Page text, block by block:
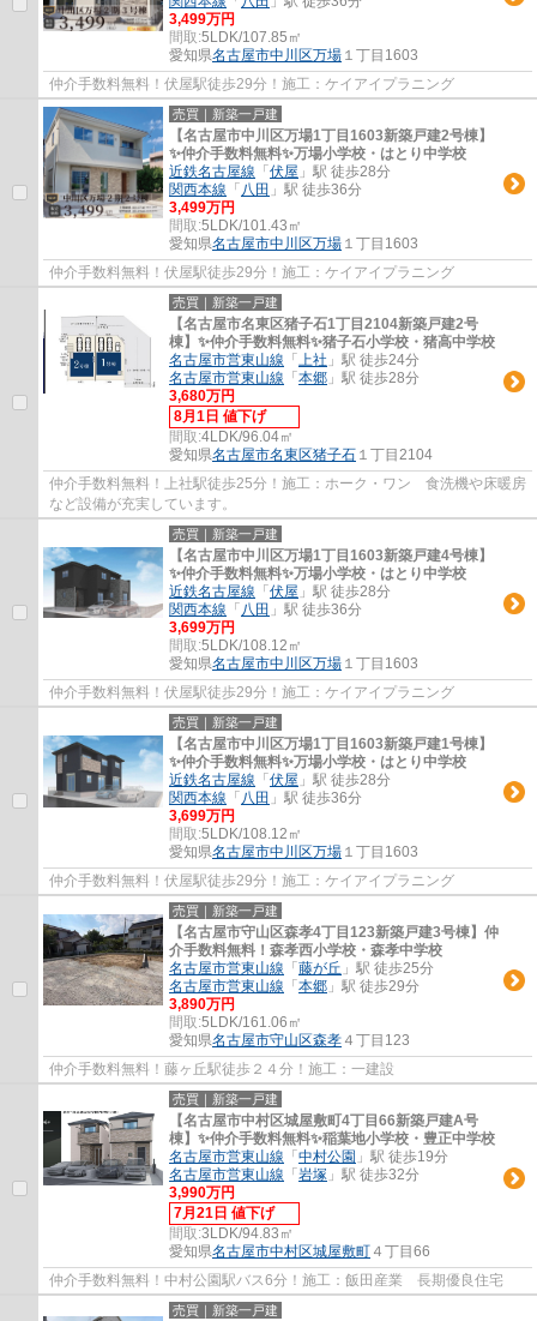
3,499万円
間取:5LDK/107.85㎡
愛知県名古屋市中川区万場 １丁目1603
仲介手数料無料！伏屋駅徒歩29分！施工：ケイアイプラニング
売買｜新築一戸建
【名古屋市中川区万場1丁目1603新築戸建2号棟】
✨️仲介手数料無料✨️万場小学校・はとり中学校
近鉄名古屋線 「 伏屋 」駅 徒歩28分
関西本線 「 八田 」駅 徒歩36分
3,499万円
間取:5LDK/101.43㎡
愛知県名古屋市中川区万場 １丁目1603
仲介手数料無料！伏屋駅徒歩29分！施工：ケイアイプラニング
売買｜新築一戸建
【名古屋市名東区猪子石1丁目2104新築戸建2号
棟】✨️仲介手数料無料✨️猪子石小学校・猪高中学校
名古屋市営東山線 「 上社 」駅 徒歩24分
名古屋市営東山線 「 本郷 」駅 徒歩28分
3,680万円
8月1日 値下げ
間取:4LDK/96.04㎡
愛知県名古屋市名東区猪子石 １丁目2104
仲介手数料無料！上社駅徒歩25分！施工：ホーク・ワン 食洗機や床暖房
など設備が充実しています。
売買｜新築一戸建
【名古屋市中川区万場1丁目1603新築戸建4号棟】
✨️仲介手数料無料✨️万場小学校・はとり中学校
近鉄名古屋線 「 伏屋 」駅 徒歩28分
関西本線 「 八田 」駅 徒歩36分
3,699万円
間取:5LDK/108.12㎡
愛知県名古屋市中川区万場 １丁目1603
仲介手数料無料！伏屋駅徒歩29分！施工：ケイアイプラニング
売買｜新築一戸建
【名古屋市中川区万場1丁目1603新築戸建1号棟】
✨️仲介手数料無料✨️万場小学校・はとり中学校
近鉄名古屋線 「 伏屋 」駅 徒歩28分
関西本線 「 八田 」駅 徒歩36分
3,699万円
間取:5LDK/108.12㎡
愛知県名古屋市中川区万場 １丁目1603
仲介手数料無料！伏屋駅徒歩29分！施工：ケイアイプラニング
売買｜新築一戸建
【名古屋市守山区森孝4丁目123新築戸建3号棟】仲
介手数料無料！森孝西小学校・森孝中学校
名古屋市営東山線 「 藤が丘 」駅 徒歩25分
名古屋市営東山線 「 本郷 」駅 徒歩29分
3,890万円
間取:5LDK/161.06㎡
愛知県名古屋市守山区森孝 ４丁目123
仲介手数料無料！藤ヶ丘駅徒歩２４分！施工：一建設
売買｜新築一戸建
【名古屋市中村区城屋敷町4丁目66新築戸建A号
棟】✨️仲介手数料無料✨️稲葉地小学校・豊正中学校
名古屋市営東山線 「 中村公園 」駅 徒歩19分
名古屋市営東山線 「 岩塚 」駅 徒歩32分
3,990万円
7月21日 値下げ
間取:3LDK/94.83㎡
愛知県名古屋市中村区城屋敷町 ４丁目66
仲介手数料無料！中村公園駅バス6分！施工：飯田産業 長期優良住宅
売買｜新築一戸建